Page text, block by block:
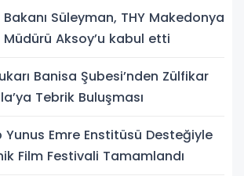
Süleyman, THY Makedonya
Müdürü Aksoy’u kabul etti
Banisa Şubesi’nden Zülfikar
Tebrik Buluşması
Yunus Emre Enstitüsü Desteğiyle
Film Festivali Tamamlandı